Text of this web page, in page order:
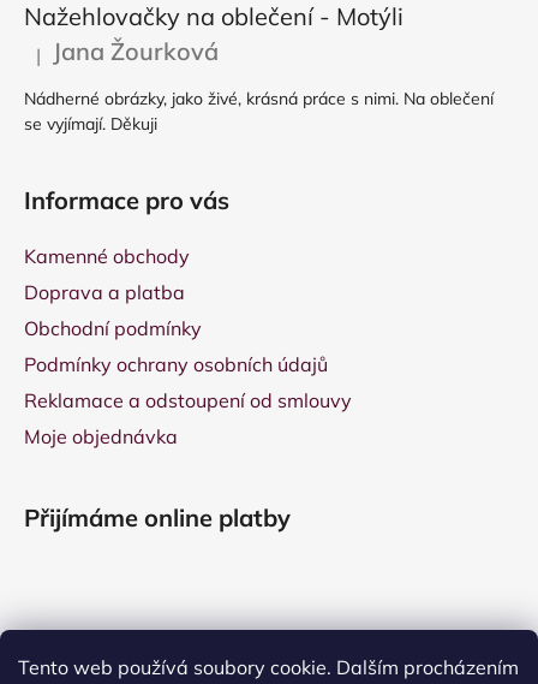
Tento web používá soubory cookie. Dalším procházením
Nažehlovačky na oblečení - Motýli
Hodnocení produktu je 5 z 5 hvězdiček.
| Jana Žourková
Nádherné obrázky, jako živé, krásná práce s nimi. Na oblečení
se vyjímají. Děkuji
Informace pro vás
Kamenné obchody
Doprava a platba
Obchodní podmínky
Podmínky ochrany osobních údajů
Reklamace a odstoupení od smlouvy
Moje objednávka
Přijímáme online platby